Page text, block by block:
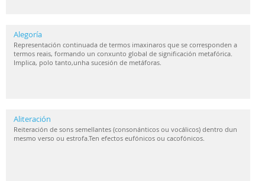
Alegoría
Representación continuada de termos imaxinaros que se corresponden a
termos reais, formando un conxunto global de significación metafórica.
Implica, polo tanto,unha sucesión de metáforas.
Aliteración
Reiteración de sons semellantes (consonánticos ou vocálicos) dentro dun
mesmo verso ou estrofa.Ten efectos eufónicos ou cacofónicos.